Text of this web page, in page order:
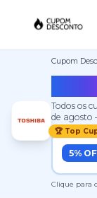
Cupom
Todos os
de agosto
🏆 Top
5%
Clique para